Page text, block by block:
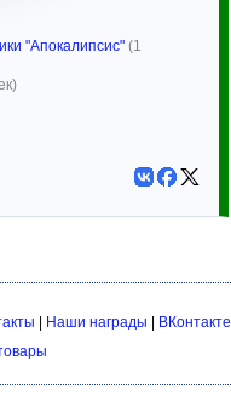
"Апокалипсис" (1
Наши награды
ВКонтакте